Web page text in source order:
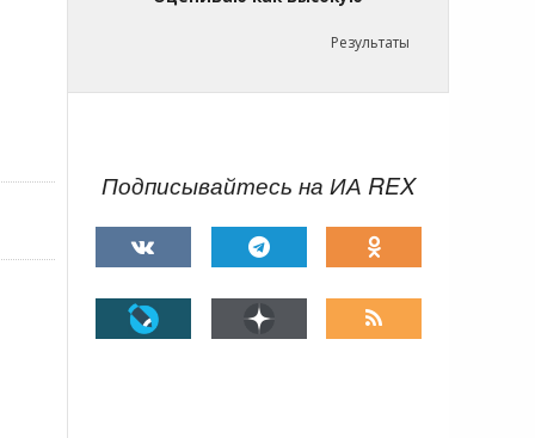
Результаты
Подписывайтесь на ИА REX